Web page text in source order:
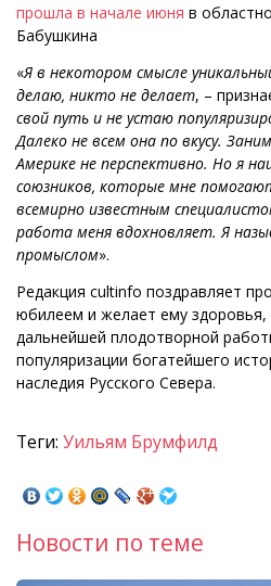
прошла в начале июня в
Бабушкина
«Я в некотором смысле
делаю, никто не делает, –
свой путь и не устаю
Далеко не всем она по вкусу.
Америке не перспективно. Но я
союзников, которые мне
всемирно известным
работа меня вдохновляет. Я
промыслом».
Редакция cultinfo поздравляет
юбилеем и желает ему здоровья,
дальнейшей плодотворной
популяризации богатейшего
наследия Русского Севера.
Теги: Уильям Брумфилд
Новости по теме